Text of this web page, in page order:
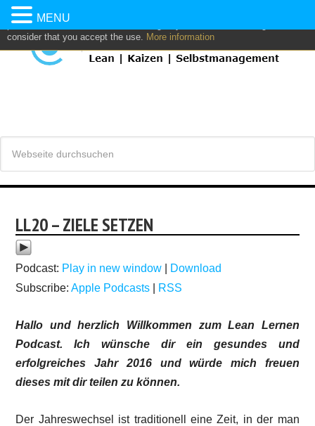
This website uses own and/or third parties cookies to: analyze,
personalize content and/or advertising. If you continue browsing, we
consider that you accept the use. More information
LL20 – ZIELE SETZEN
Podcast: Play in new window
Download
Subscribe:Apple Podcasts RSS
Hallo und herzlich Willkommen zum Lean Lernen
Podcast. Ich wünsche dir ein gesundes und
erfolgreiches Jahr 2016 und würde mich freuen
dieses mit dir teilen zu können.
Der Jahreswechsel ist traditionell eine Zeit, in der man
MENU